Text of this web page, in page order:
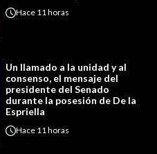
Hace 11 horas
Un llamado a la unidad y al
consenso, el mensaje del
presidente del Senado
durante la posesión de De la
Espriella
Hace 11 horas